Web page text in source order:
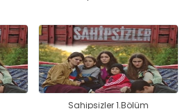
Sahipsizler 1.Bölüm